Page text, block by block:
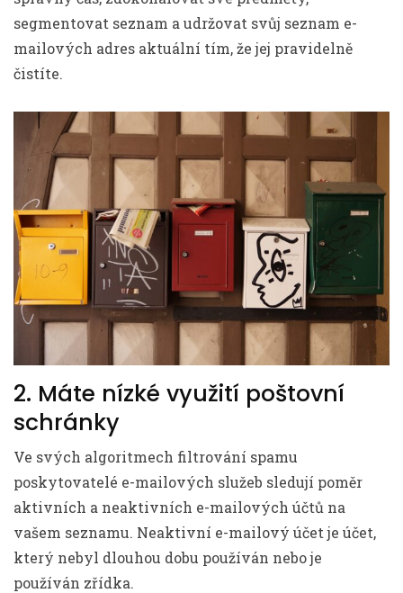
segmentovat seznam a udržovat svůj seznam e-
mailových adres aktuální tím, že jej pravidelně
čistíte.
2. Máte nízké využití poštovní
schránky
Ve svých algoritmech filtrování spamu
poskytovatelé e-mailových služeb sledují poměr
aktivních a neaktivních e-mailových účtů na
vašem seznamu. Neaktivní e-mailový účet je účet,
který nebyl dlouhou dobu používán nebo je
používán zřídka.